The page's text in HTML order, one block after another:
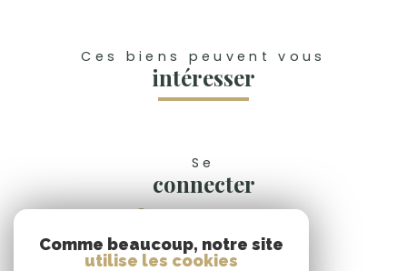
Ces biens peuvent vous
intéresser
Se
connecter
Nous
Comme beaucoup, notre site
utilise les cookies